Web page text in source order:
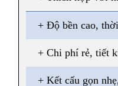
+ Độ bền cao,
+ Chi phí rẻ, tiết
+ Kết cấu gọn